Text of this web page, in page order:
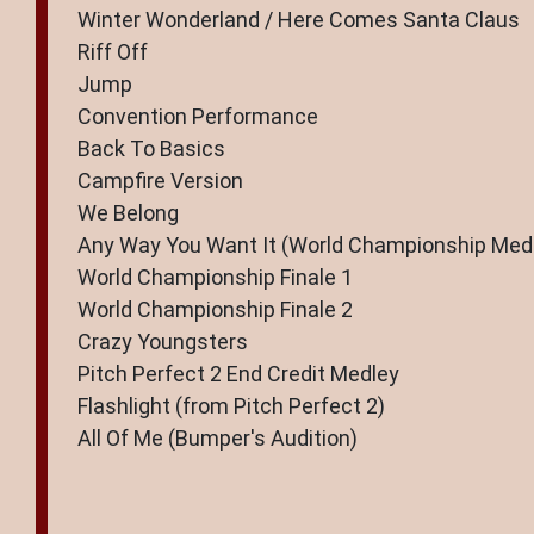
Winter Wonderland / Here Comes Santa Claus
Riff Off
Jump
Convention Performance
Back To Basics
Campfire Version
We Belong
Any Way You Want It (World Championship
World Championship Finale 1
World Championship Finale 2
Crazy Youngsters
Pitch Perfect 2 End Credit Medley
Flashlight (from Pitch Perfect 2)
All Of Me (Bumper's Audition)